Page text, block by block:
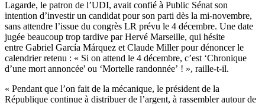
Lagarde, le patron de l’UDI, avait confié à Public Sénat son
intention d’investir un candidat pour son parti dès la mi-novembre,
sans attendre l’issue du congrès LR prévu le 4 décembre. Une date
jugée beaucoup trop tardive par Hervé Marseille, qui hésite
entre Gabriel García Márquez et Claude Miller pour dénoncer le
calendrier retenu : « Si on attend le 4 décembre, c’est ‘Chronique
d’une mort annoncée' ou ‘Mortelle randonnée’ ! », raille-t-il.
« Pendant que l’on fait de la mécanique, le président de la
République continue à distribuer de l’argent, à rassembler autour de